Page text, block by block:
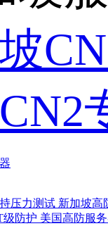
压力测试 新加坡高
级防护 美国高防服